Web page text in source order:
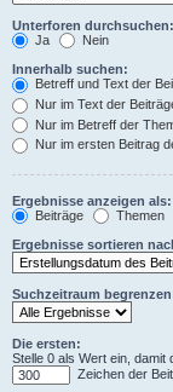
Unterforen durchsuchen:
Ja
Nein
Innerhalb suchen:
Betreff und Text der
Nur im Text der
Nur im Betreff der
Nur im ersten Beitrag
Ergebnisse anzeigen als:
Beiträge
Themen
Ergebnisse sortieren
Suchzeitraum
Die ersten:
Stelle 0 als Wert ein, damit
Zeichen der